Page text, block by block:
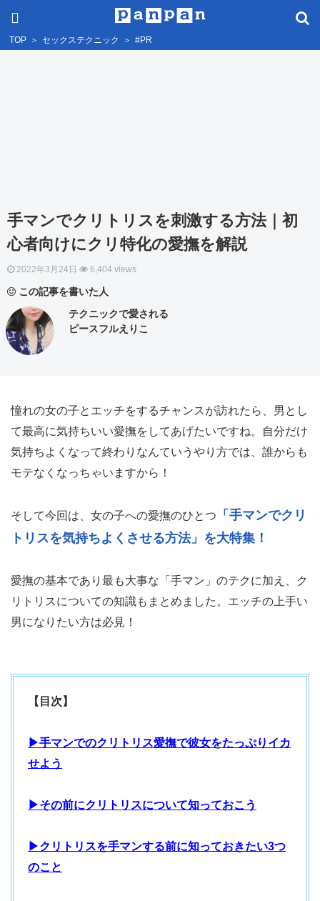
TOP ＞ セックステクニック ＞ #PR
手マンでクリトリスを刺激する方法｜初
心者向けにクリ特化の愛撫を解説
2022年3月24日 6,404 views
この記事を書いた人
テクニックで愛される
ピースフルえりこ
憧れの女の子とエッチをするチャンスが訪れたら、男とし
て最高に気持ちいい愛撫をしてあげたいですね。自分だけ
気持ちよくなって終わりなんていうやり方では、誰からも
モテなくなっちゃいますから！
そして今回は、女の子への愛撫のひとつ
「手マンでクリ
トリスを気持ちよくさせる方法」を大特集！
愛撫の基本であり最も大事な「手マン」のテクに加え、ク
リトリスについての知識もまとめました。エッチの上手い
男になりたい方は必見！
【目次】
▶手マンでのクリトリス愛撫で彼女をたっぷりイカ
せよう
▶その前にクリトリスについて知っておこう
▶クリトリスを手マンする前に知っておきたい3つ
のこと